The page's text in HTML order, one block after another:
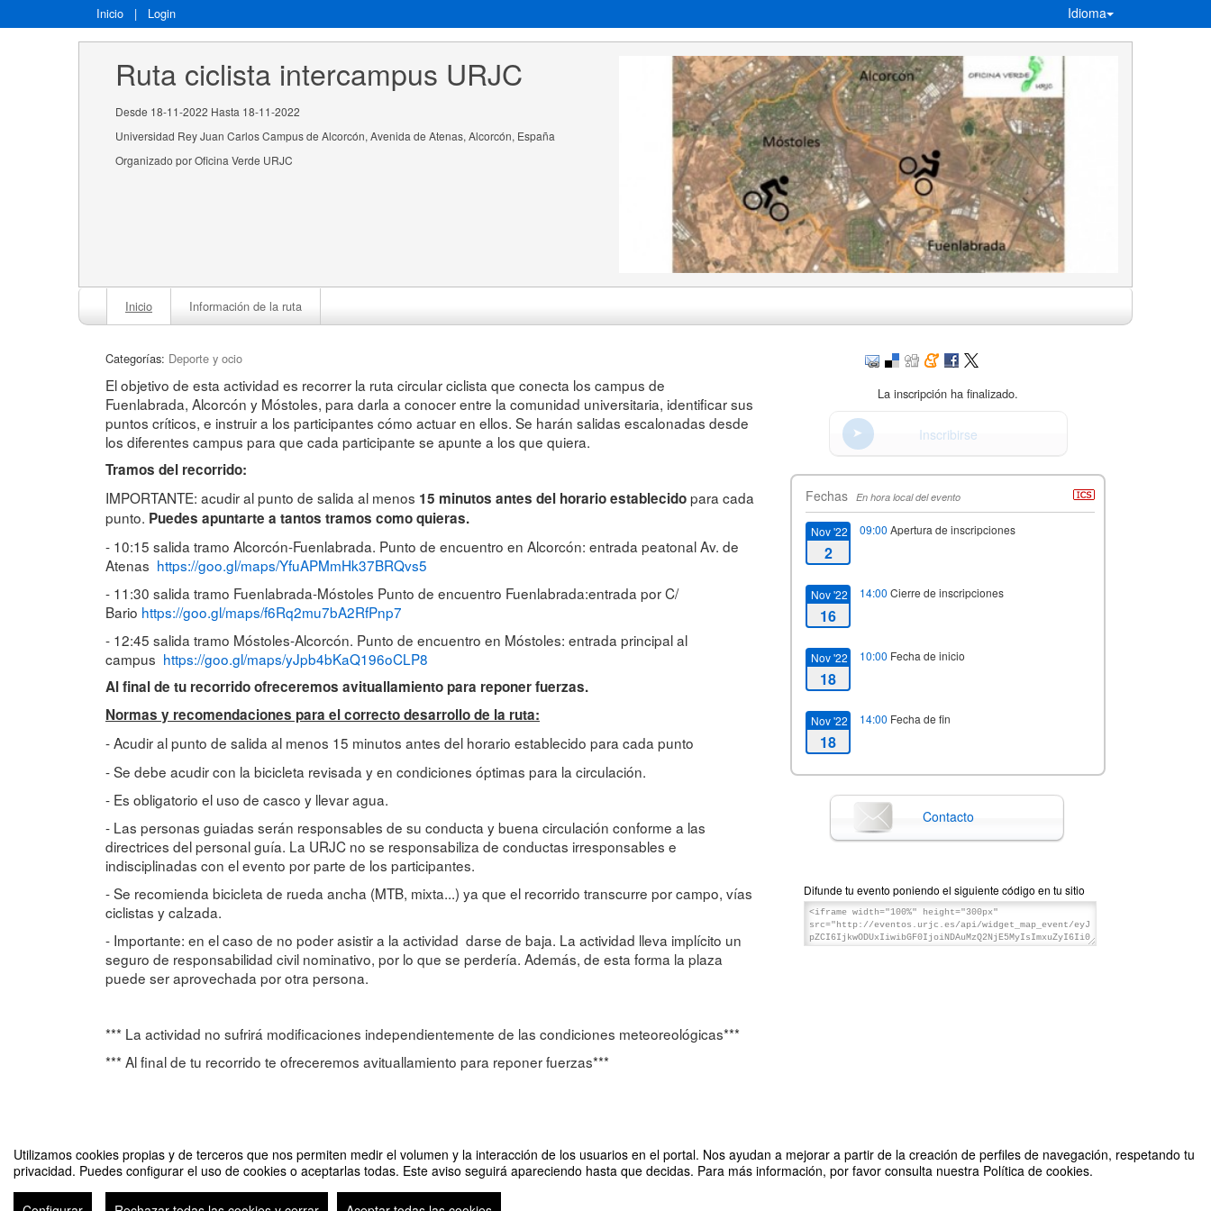
Utilizamos cookies propias y de terceros que nos permiten medir el volumen y la interacción de los usuarios en el portal. Nos ayudan a mejorar a partir de la creación de perfiles de navegación, respetando tu
privacidad. Puedes configurar el uso de cookies o aceptarlas todas. Este aviso seguirá apareciendo hasta que decidas. Para más información, por favor consulta nuestra Política de cookies.
Inicio | Login Idioma
Ruta ciclista intercampus URJC
Desde 18-11-2022 Hasta 18-11-2022
Universidad Rey Juan Carlos Campus de Alcorcón, Avenida de Atenas, Alcorcón, España
Organizado por Oficina Verde URJC
Inicio Información de la ruta
Categorías: Deporte y ocio
El objetivo de esta actividad es recorrer la ruta circular ciclista que conecta los campus de
Fuenlabrada, Alcorcón y Móstoles, para darla a conocer entre la comunidad universitaria, identificar sus
puntos críticos, e instruir a los participantes cómo actuar en ellos. Se harán salidas escalonadas desde
los diferentes campus para que cada participante se apunte a los que quiera.
Tramos del recorrido:
IMPORTANTE: acudir al punto de salida al menos 15 minutos antes del horario establecidopara cada
punto. Puedes apuntarte a tantos tramos como quieras.
- 10:15 salida tramo Alcorcón-Fuenlabrada. Punto de encuentro en Alcorcón: entrada peatonal Av. de
Atenas https://goo.gl/maps/YfuAPMmHk37BRQvs5
- 11:30 salida tramo Fuenlabrada-Móstoles Punto de encuentro Fuenlabrada:entrada por C/
Bario https://goo.gl/maps/f6Rq2mu7bA2RfPnp7
- 12:45 salida tramo Móstoles-Alcorcón. Punto de encuentro en Móstoles: entrada principal al
campus https://goo.gl/maps/yJpb4bKaQ196oCLP8
Al final de tu recorrido ofreceremos avituallamiento para reponer fuerzas.
Normas y recomendaciones para el correcto desarrollo de la ruta:
- Acudir al punto de salida al menos 15 minutos antes del horario establecido para cada punto
- Se debe acudir con la bicicleta revisada y en condiciones óptimas para la circulación.
- Es obligatorio el uso de casco y llevar agua.
- Las personas guiadas serán responsables de su conducta y buena circulación conforme a las
directrices del personal guía. La URJC no se responsabiliza de conductas irresponsables e
indisciplinadas con el evento por parte de los participantes.
- Se recomienda bicicleta de rueda ancha (MTB, mixta...) ya que el recorrido transcurre por campo, vías
ciclistas y calzada.
- Importante: en el caso de no poder asistir a la actividad darse de baja. La actividad lleva implícito un
seguro de responsabilidad civil nominativo, por lo que se perdería. Además, de esta forma la plaza
puede ser aprovechada por otra persona.
*** La actividad no sufrirá modificaciones independientemente de las condiciones meteoreológicas***
*** Al final de tu recorrido te ofreceremos avituallamiento para reponer fuerzas***
La inscripción ha finalizado.
Inscribirse
Fechas En hora local del evento
Nov '22
2
09:00 Apertura de inscripciones
Nov '22
16
14:00 Cierre de inscripciones
Nov '22
18
10:00 Fecha de inicio
Nov '22
18
14:00 Fecha de fin
Contacto
Difunde tu evento poniendo el siguiente código en tu sitio
Ruta ciclista intercampus URJC Organizado por Oficina Verde URJC